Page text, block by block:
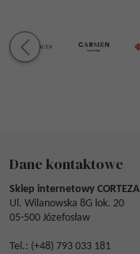
Dane kontaktowe
Sklep internetowy CORTEZA
Ul. Wilanowska 8G lok. 20
05-500 Józefosław
Tel.: (+48) 793 033 181